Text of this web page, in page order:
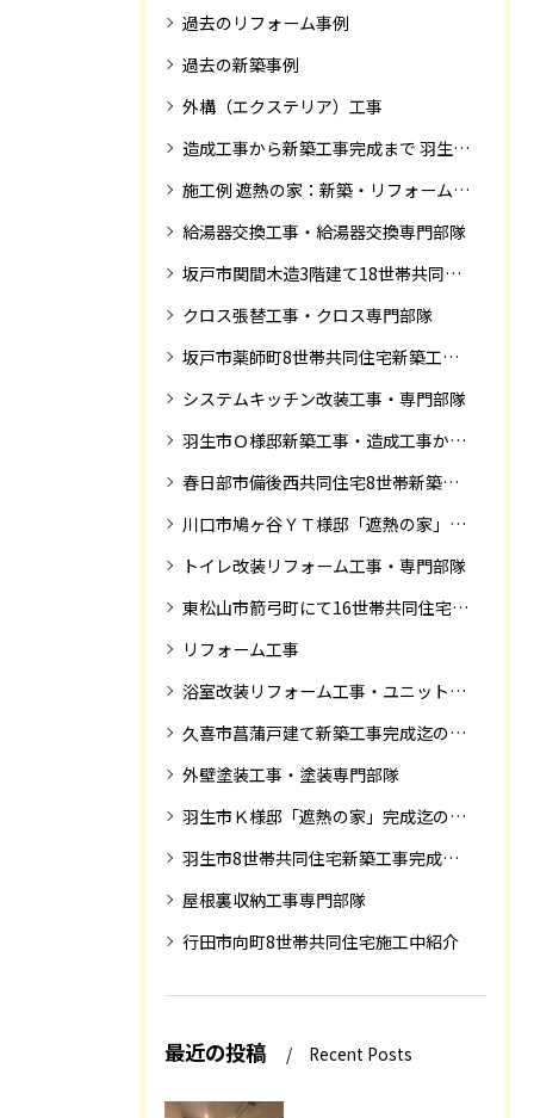
過去のリフォーム事例
過去の新築事例
外構（エクステリア）工事
造成工事から新築工事完成まで 羽生市Ｓ様邸新築工事・
施工例 遮熱の家：新築・リフォーム ドローンにて空撮
給湯器交換工事・給湯器交換専門部隊
坂戸市関間木造3階建て18世帯共同住宅の完成迄紹介
クロス張替工事・クロス専門部隊
坂戸市薬師町8世帯共同住宅新築工事完成迄の紹介です
システムキッチン改装工事・専門部隊
羽生市Ｏ様邸新築工事・造成工事から住宅完成までの紹介
春日部市備後西共同住宅8世帯新築工事完成迄の紹介です。
川口市鳩ヶ谷ＹＴ様邸「遮熱の家」工事状況
トイレ改装リフォーム工事・専門部隊
東松山市箭弓町にて16世帯共同住宅新築工事完成迄の紹介です。
リフォーム工事
浴室改装リフォーム工事・ユニットバス専門部隊
久喜市菖蒲戸建て新築工事完成迄の紹介
外壁塗装工事・塗装専門部隊
羽生市Ｋ様邸「遮熱の家」完成迄の紹介です
羽生市8世帯共同住宅新築工事完成迄の紹介
屋根裏収納工事専門部隊
行田市向町8世帯共同住宅施工中紹介
最近の投稿 Recent Posts